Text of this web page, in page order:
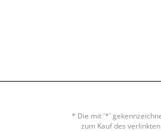
* Die mit '*'
zum Kauf des